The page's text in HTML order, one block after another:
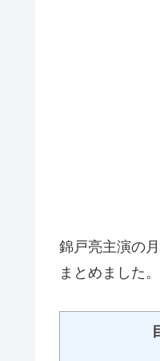
錦戸亮主演の
まとめました。